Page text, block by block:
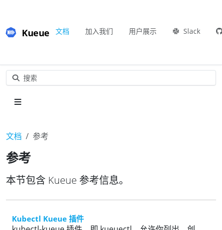
Kueue 文档 加入我们 用户展示 Slack
搜索
文档 参考
参考
本节包含 Kueue 参考信息。
Kubectl Kueue 插件